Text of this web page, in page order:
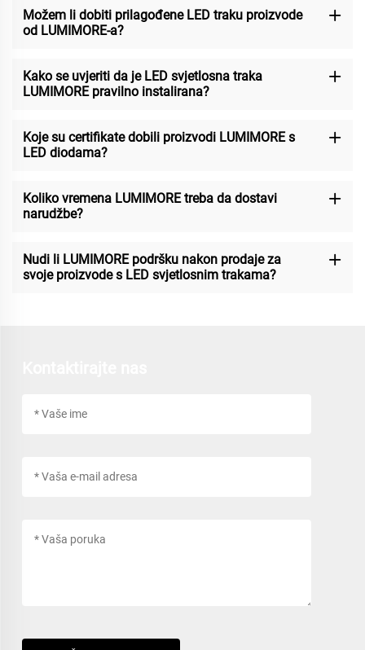
Možem li dobiti prilagođene LED traku proizvode
od LUMIMORE-a?
Kako se uvjeriti da je LED svjetlosna traka
LUMIMORE pravilno instalirana?
Koje su certifikate dobili proizvodi LUMIMORE s
LED diodama?
Koliko vremena LUMIMORE treba da dostavi
narudžbe?
Nudi li LUMIMORE podršku nakon prodaje za
svoje proizvode s LED svjetlosnim trakama?